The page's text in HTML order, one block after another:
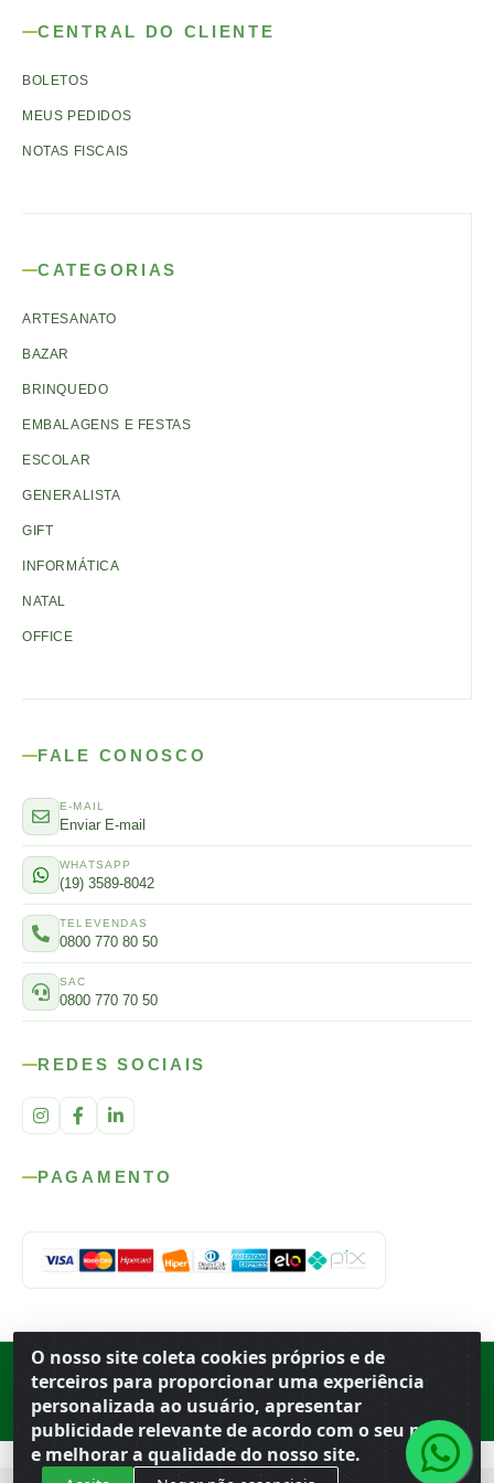
O nosso site coleta cookies próprios e de
terceiros para proporcionar uma experiência
personalizada ao usuário, apresentar
publicidade relevante de acordo com o seu perfil
e melhorar a qualidade do nosso site.
CENTRAL DO CLIENTE
BOLETOS
MEUS PEDIDOS
NOTAS FISCAIS
CATEGORIAS
ARTESANATO
BAZAR
BRINQUEDO
EMBALAGENS E FESTAS
ESCOLAR
GENERALISTA
GIFT
INFORMÁTICA
NATAL
OFFICE
FALE CONOSCO
E-MAIL
Enviar E-mail
WHATSAPP
(19) 3589-8042
TELEVENDAS
0800 770 80 50
SAC
0800 770 70 50
REDES SOCIAIS
PAGAMENTO
Rod. SP-215, s/n, km 98 — Área Rural Porto Ferreira ·BR
· CEP
· CNPJ 56.679.863/0001-91
© 2026 Atacado Ideal